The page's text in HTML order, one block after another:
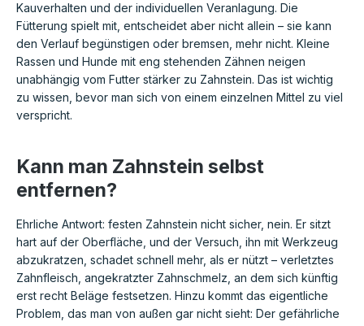
Kauverhalten und der individuellen Veranlagung. Die
Fütterung spielt mit, entscheidet aber nicht allein – sie kann
den Verlauf begünstigen oder bremsen, mehr nicht. Kleine
Rassen und Hunde mit eng stehenden Zähnen neigen
unabhängig vom Futter stärker zu Zahnstein. Das ist wichtig
zu wissen, bevor man sich von einem einzelnen Mittel zu viel
verspricht.
Kann man Zahnstein selbst
entfernen?
Ehrliche Antwort: festen Zahnstein nicht sicher, nein. Er sitzt
hart auf der Oberfläche, und der Versuch, ihn mit Werkzeug
abzukratzen, schadet schnell mehr, als er nützt – verletztes
Zahnfleisch, angekratzter Zahnschmelz, an dem sich künftig
erst recht Beläge festsetzen. Hinzu kommt das eigentliche
Problem, das man von außen gar nicht sieht: Der gefährliche